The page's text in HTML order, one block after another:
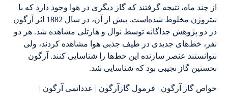
از چند ماه، نتیجه گرفتند که گاز دیگری در هوا وجود دارد که با
نیتروژن مخلوط شده‌است. پیش از آن، در سال 1882 اثر آرگون
در دو پژوهش جداگانه توسط نوال و هارتلی مشاهده شد. هر دو
نفر، خط‌های جدیدی در طیف جذبی هوا مشاهده کردند، ولی
نتوانستند عنصر سازنده این خط‌ها را شناسایی کنند. آرگون
نخستین گاز نجیبی بود که شناسایی شد.
خواص گاز آرگون | فرمول گازآرگون | عدداتمی آرگون |